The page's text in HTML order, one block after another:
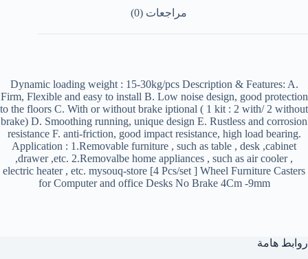
مراجعات (0)
Dynamic loading weight : 15-30kg/pcs Description & Features: A.
Firm, Flexible and easy to install B. Low noise design, good protection
to the floors C. With or without brake iptional ( 1 kit : 2 with/ 2 without
brake) D. Smoothing running, unique design E. Rustless and corrosion
resistance F. anti-friction, good impact resistance, high load bearing.
Application : 1.Removable furniture , such as table , desk ,cabinet
,drawer ,etc. 2.Removalbe home appliances , such as air cooler ,
electric heater , etc. mysouq-store [4 Pcs/set ] Wheel Furniture Casters
for Computer and office Desks No Brake 4Cm -9mm
روابط هامة